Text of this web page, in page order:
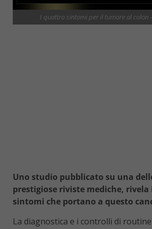
I quattro sintomi per il tumore al colon
Uno studio pubblicato su una
prestigiose riviste mediche,
sintomi che portano a questo
La diagnostica e i controlli di